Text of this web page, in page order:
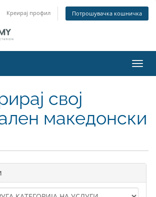
Креирај профил Потрошувачка кошничка
свој
македонски